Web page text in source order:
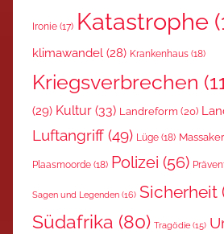
Ironie (17) Katastrophe
klimawandel (28) Krankenhaus (18)
Kriegsverbrechen
(29) Kultur (33) Landreform (20)
Luftangriff (49) Lüge (18) Massaker
Plaasmoorde (18) Polizei (56)
Sagen und Legenden (16) Sicherheit
Südafrika (80) Tragödie (15)